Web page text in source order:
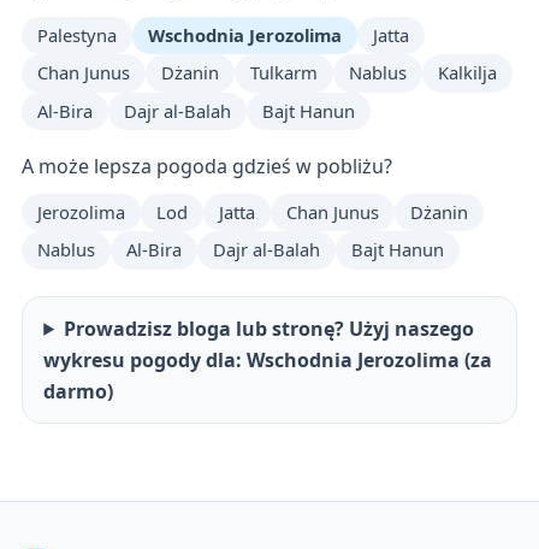
Palestyna Wschodnia Jerozolima
Jatta
Chan Junus
Dżanin Tulkarm Nablus
Kalkilja
Al-Bira
Dajr al-Balah Bajt Hanun
A może lepsza pogoda gdzieś w pobliżu?
Jerozolima Lod Jatta Chan Junus
Dżanin
Nablus
Al-Bira Dajr al-Balah Bajt Hanun
Prowadzisz bloga lub stronę? Użyj naszego
wykresu pogody dla: Wschodnia Jerozolima (za
darmo)